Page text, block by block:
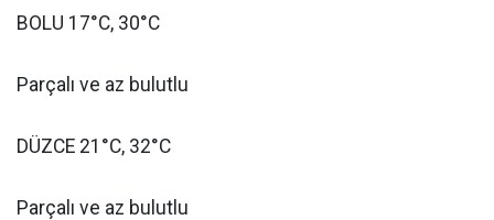
BOLU 17°C, 30°C
Parçalı ve az bulutlu
DÜZCE 21°C, 32°C
Parçalı ve az bulutlu